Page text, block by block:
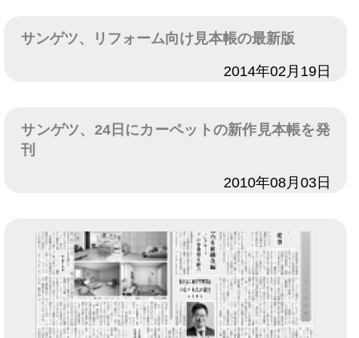
サンゲツ、リフォーム向け見本帳の最新版
2014年02月19日
サンゲツ、24日にカーペットの新作見本帳を発
刊
2010年08月03日